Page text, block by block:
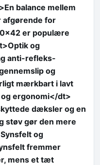
balance mellem
afgørende for
er populære
og
anti-refleks-
og
mærkbart i lavt
ergonomi</dt>
dæksler og en
støv gør den mere
og
fremmer
mens et tæt